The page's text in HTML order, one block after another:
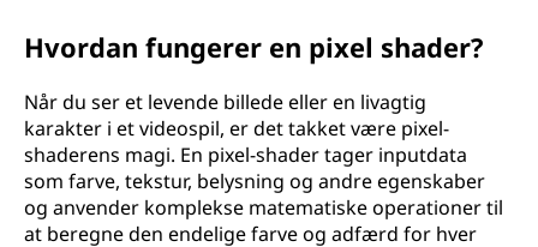
Hvordan fungerer en pixel shader?
Når du ser et levende billede eller en livagtig
karakter i et videospil, er det takket være pixel-
shaderens magi. En pixel-shader tager inputdata
som farve, tekstur, belysning og andre egenskaber
og anvender komplekse matematiske operationer til
at beregne den endelige farve og adfærd for hver